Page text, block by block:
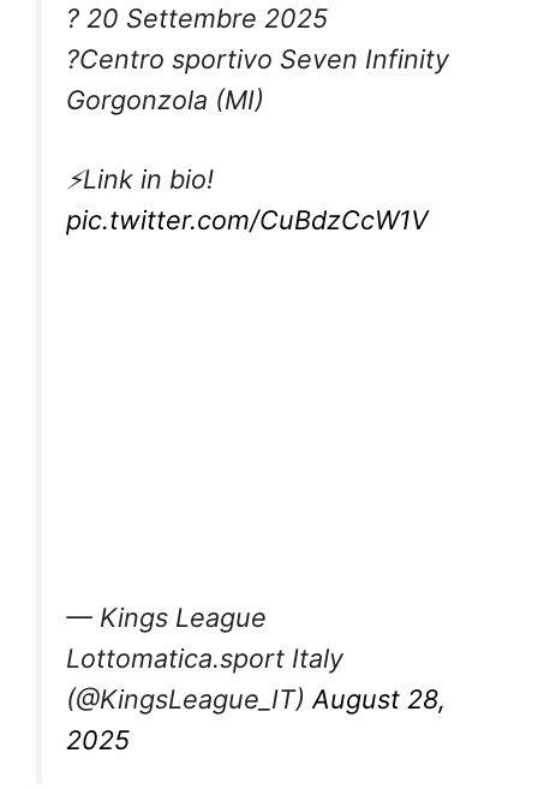
? 20 Settembre 2025
?Centro sportivo Seven Infinity
Gorgonzola (MI)
⚡️Link in bio!
pic.twitter.com/CuBdzCcW1V
— Kings League
Lottomatica.sport Italy
(@KingsLeague_IT)August 28,
2025